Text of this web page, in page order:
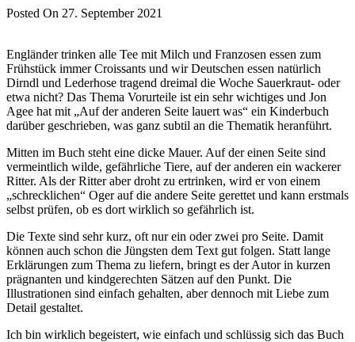
Posted On 27. September 2021
Engländer trinken alle Tee mit Milch und Franzosen essen zum
Frühstück immer Croissants und wir Deutschen essen natürlich
Dirndl und Lederhose tragend dreimal die Woche Sauerkraut- oder
etwa nicht? Das Thema Vorurteile ist ein sehr wichtiges und Jon
Agee hat mit „Auf der anderen Seite lauert was“ ein Kinderbuch
darüber geschrieben, was ganz subtil an die Thematik heranführt.
Mitten im Buch steht eine dicke Mauer. Auf der einen Seite sind
vermeintlich wilde, gefährliche Tiere, auf der anderen ein wackerer
Ritter. Als der Ritter aber droht zu ertrinken, wird er von einem
„schrecklichen“ Oger auf die andere Seite gerettet und kann erstmals
selbst prüfen, ob es dort wirklich so gefährlich ist.
Die Texte sind sehr kurz, oft nur ein oder zwei pro Seite. Damit
können auch schon die Jüngsten dem Text gut folgen. Statt lange
Erklärungen zum Thema zu liefern, bringt es der Autor in kurzen
prägnanten und kindgerechten Sätzen auf den Punkt. Die
Illustrationen sind einfach gehalten, aber dennoch mit Liebe zum
Detail gestaltet.
Ich bin wirklich begeistert, wie einfach und schlüssig sich das Buch